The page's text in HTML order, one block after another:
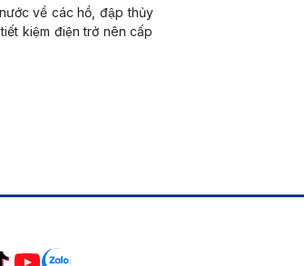
về các hồ, đập thủy
kiệm điện trở nên cấp